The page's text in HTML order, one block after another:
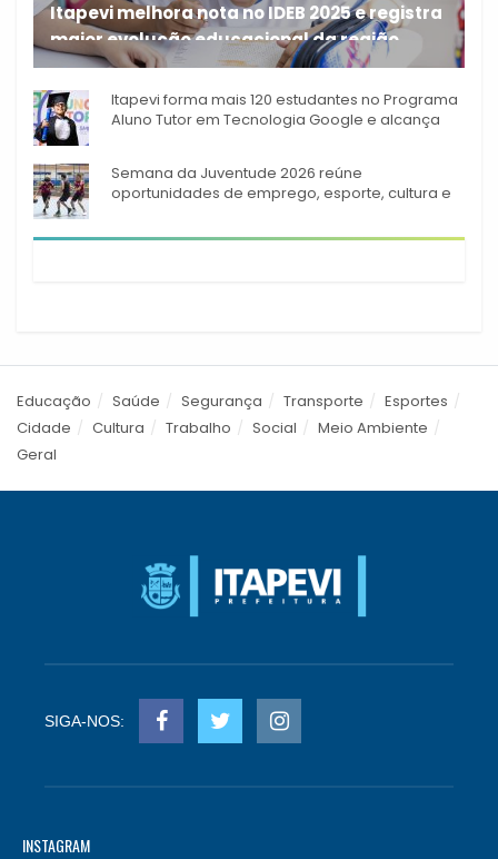
Itapevi melhora nota no IDEB 2025 e registra
maior evolução educacional da região
A rede municipal de ensino
Itapevi forma mais 120 estudantes no Programa
Aluno Tutor em Tecnologia Google e alcança
Semana da Juventude 2026 reúne
oportunidades de emprego, esporte, cultura e
Educação Saúde Segurança Transporte
Esportes
Cidade
Cultura Trabalho Social
Meio Ambiente
Geral
SIGA-NOS:
INSTAGRAM